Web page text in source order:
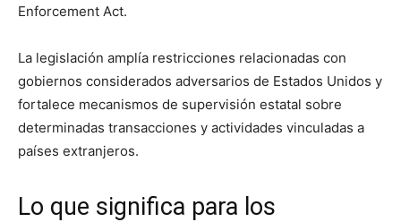
Enforcement Act.
La legislación amplía restricciones relacionadas con
gobiernos considerados adversarios de Estados Unidos y
fortalece mecanismos de supervisión estatal sobre
determinadas transacciones y actividades vinculadas a
países extranjeros.
Lo que significa para los